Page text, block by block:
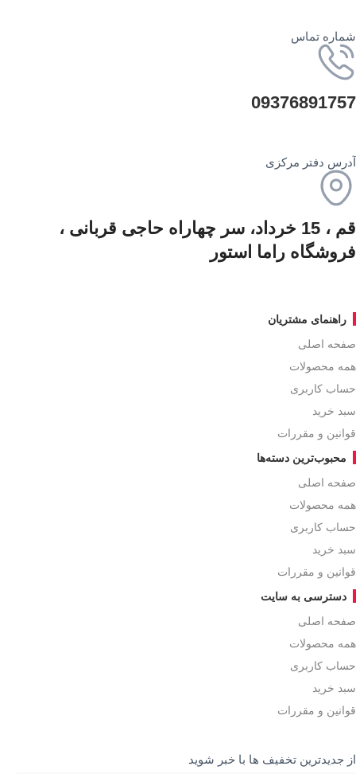
شماره تماس
09376891757
آدرس دفتر مرکزی
قم ، 15 خرداد، سر چهاراه حاجی قربانی ،
فروشگاه راما استور
راهنمای مشتریان
صفحه اصلی
همه محصولات
حساب کاربری
سبد خرید
قوانین و مقررات
محبوب‌ترین دسته‌ها
صفحه اصلی
همه محصولات
حساب کاربری
سبد خرید
قوانین و مقررات
دسترسی به سایت
صفحه اصلی
همه محصولات
حساب کاربری
سبد خرید
قوانین و مقررات
از جدیدترین تخفیف ها با خبر شوید